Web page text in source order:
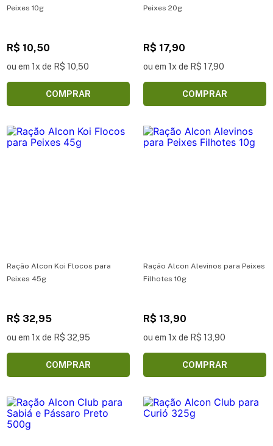
Peixes 10g
R$ 10,50
ou em 1x de R$ 10,50
COMPRAR
Peixes 20g
R$ 17,90
ou em 1x de R$ 17,90
COMPRAR
Ração Alcon Koi Flocos para
Peixes 45g
R$ 32,95
ou em 1x de R$ 32,95
COMPRAR
Ração Alcon Alevinos para Peixes
Filhotes 10g
R$ 13,90
ou em 1x de R$ 13,90
COMPRAR